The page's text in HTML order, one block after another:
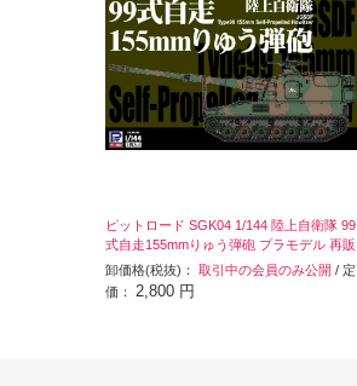
ピットロード SGK04 1/144 陸上自衛隊 99
式自走155mmりゅう弾砲 プラモデル 再販
卸価格(税抜)： 取引中の会員のみ公開 / 定
価： 2,800 円